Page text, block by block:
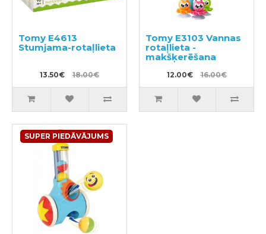
Tomy E4613
Stumjama-rotaļlieta
13.50€ 18.00€
Tomy E3103 Vannas
rotaļlieta -
makšķerēšana
12.00€ 16.00€
SUPER PIEDĀVĀJUMS